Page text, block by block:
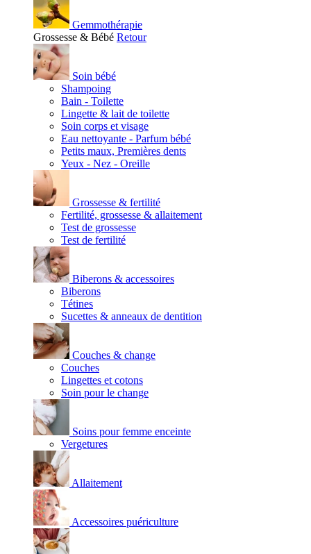
Gemmothérapie
Grossesse & Bébé Retour
Soin bébé
Shampoing
Bain - Toilette
Lingette & lait de toilette
Soin corps et visage
Eau nettoyante - Parfum bébé
Petits maux, Premières dents
Yeux - Nez - Oreille
Grossesse & fertilité
Fertilité, grossesse & allaitement
Test de grossesse
Test de fertilité
Biberons & accessoires
Biberons
Tétines
Sucettes & anneaux de dentition
Couches & change
Couches
Lingettes et cotons
Soin pour le change
Soins pour femme enceinte
Vergetures
Allaitement
Accessoires puériculture